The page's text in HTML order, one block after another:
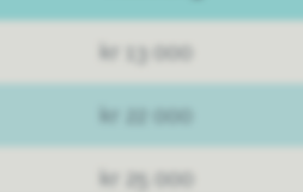
kr 13 000
kr 22 000
kr 25 000